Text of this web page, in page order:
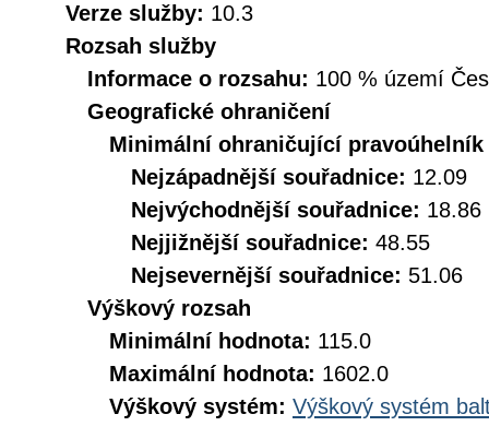
Verze služby: 10.3
Rozsah služby
Informace o rozsahu: 100 % území
Geografické ohraničení
Minimální ohraničující pravoúhelník
Nejzápadnější souřadnice: 12.09
Nejvýchodnější souřadnice: 18.86
Nejjižnější souřadnice: 48.55
Nejsevernější souřadnice: 51.06
Výškový rozsah
Minimální hodnota: 115.0
Maximální hodnota: 1602.0
Výškový systém: Výškový systém